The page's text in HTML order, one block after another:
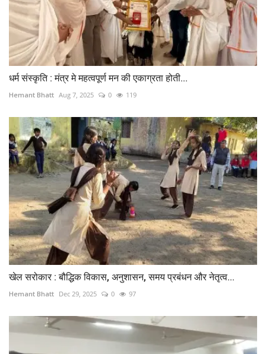
धर्म संस्कृति : मंत्र मे महत्वपूर्ण मन की एकाग्रता होती...
Hemant Bhatt Aug 7, 2025 0 119
खेल सरोकार : बौद्धिक विकास, अनुशासन, समय प्रबंधन और नेतृत्व...
Hemant Bhatt Dec 29, 2025 0 97